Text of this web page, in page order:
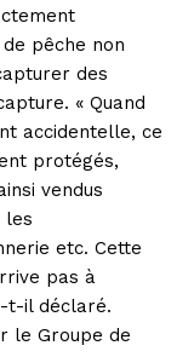
pêche non
des
« Quand
accidentelle, ce
protégés,
vendus
les
etc. Cette
pas à
t-il déclaré.
le Groupe de